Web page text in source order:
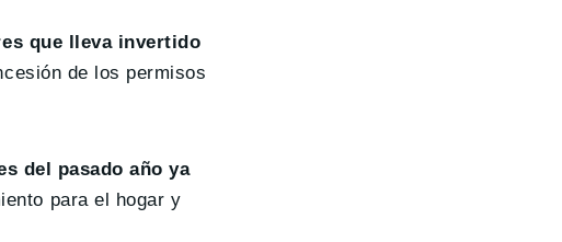
que lleva invertido
de los permisos
del pasado año ya
para el hogar y